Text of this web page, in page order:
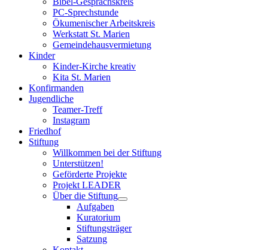
PC-Sprechstunde
Ökumenischer Arbeitskreis
Werkstatt St. Marien
Gemeindehausvermietung
Kinder
Kinder-Kirche kreativ
Kita St. Marien
Konfirmanden
Jugendliche
Teamer-Treff
Instagram
Friedhof
Stiftung
Willkommen bei der Stiftung
Unterstützen!
Geförderte Projekte
Projekt LEADER
Über die Stiftung
Aufgaben
Kuratorium
Stiftungsträger
Satzung